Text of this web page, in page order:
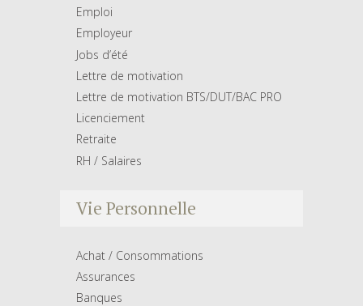
Emploi
Employeur
Jobs d’été
Lettre de motivation
Lettre de motivation BTS/DUT/BAC PRO
Licenciement
Retraite
RH / Salaires
Vie Personnelle
Achat / Consommations
Assurances
Banques